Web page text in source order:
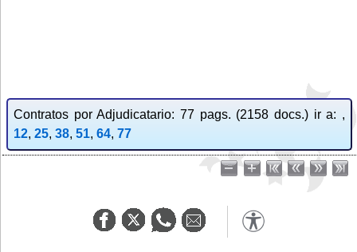
Contratos por Adjudicatario: 77 pags. (2158 docs.) ir a: ,
12, 25, 38, 51, 64, 77